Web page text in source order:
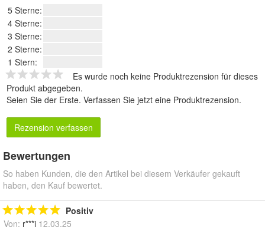
5 Sterne:
4 Sterne:
3 Sterne:
2 Sterne:
1 Stern:
Es wurde noch keine Produktrezension für dieses
Produkt abgegeben.
Seien Sie der Erste. Verfassen Sie jetzt eine Produktrezension.
Rezension verfassen
Bewertungen
So haben Kunden, die den Artikel bei diesem Verkäufer gekauft
haben, den Kauf bewertet.
Positiv
Von: r***i 12.03.25